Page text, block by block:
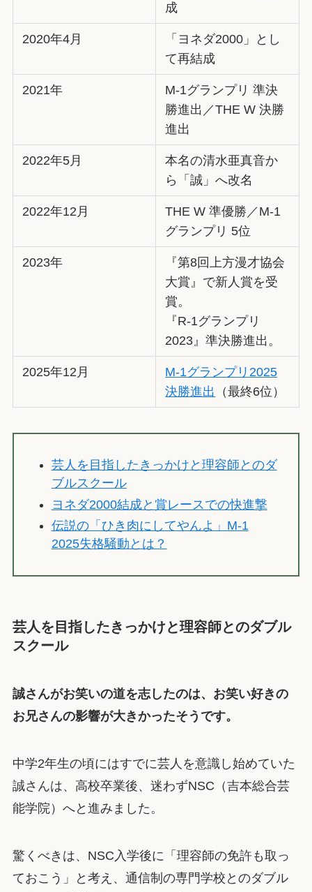
成
2020年4月
「ヨネダ2000」とし
て再結成
2021年
M-1グランプリ 準決
勝進出／THE W 決勝
進出
2022年5月
本名の清水亜真音か
ら「誠」へ改名
2022年12月
THE W 準優勝／M-1
グランプリ 5位
2023年
『第8回上方漫才協会
大賞』で新人賞を受
賞。
『R-1グランプリ
2023』準決勝進出。
2025年12月
M-1グランプリ2025
決勝進出
（最終6位）
芸人を目指したきっかけと理容師とのダ
ブルスクール
ヨネダ2000結成と賞レースでの快進撃
伝説の「ひき肉にしてやんよ」M-1
2025失格騒動とは？
芸人を目指したきっかけと理容師とのダブル
スクール
誠さんがお笑いの道を志したのは、お笑い好きの
お兄さんの影響が大きかったそうです。
中学2年生の頃にはすでに芸人を意識し始めていた
誠さんは、高校卒業後、迷わずNSC（吉本総合芸
能学院）へと進みました。
驚くべきは、NSC入学後に「理容師の免許も取っ
ておこう」と考え、通信制の専門学校とのダブル